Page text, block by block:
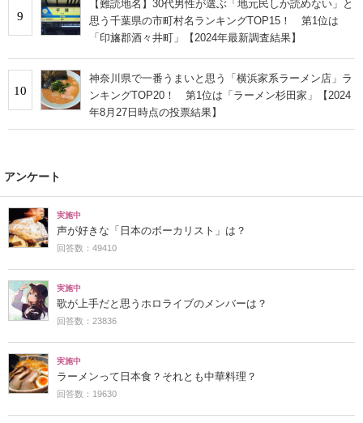
9
【難読地名】30代男性が選ぶ「地元民しか読めない」と
思う千葉県の市町村名ランキングTOP15！ 第1位は
「印旛郡酒々井町」【2024年最新調査結果】
10
神奈川県で一番うまいと思う「横浜家系ラーメン店」ラ
ンキングTOP20！ 第1位は「ラーメン杉田家」【2024
年8月27日時点の投票結果】
アンケート
実施中
声が好きな「日本のボーカリスト」は？
回答数：49410
実施中
歌が上手だと思うホロライブのメンバーは？
回答数：23836
実施中
ラーメンって日本食？それとも中華料理？
回答数：19630